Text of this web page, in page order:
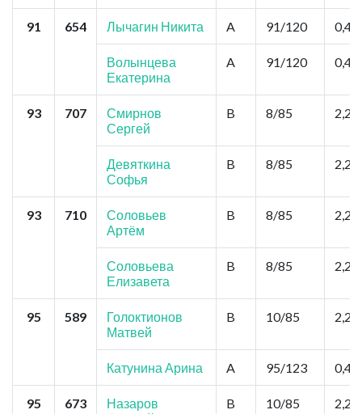
91 654 Лычагин Никита A 91/120 0,44
Волынцева
Екатерина
A 91/120 0,44
93 707
Смирнов
Сергей
B 8/85 2,2
Девяткина
Софья
B 8/85 2,2
93 710
Соловьев
Артём
B 8/85 2,2
Соловьева
Елизавета
B 8/85 2,2
95 589
Голоктионов
Матвей
B 10/85 2,2
Катунина Арина A 95/123 0,44
95 673
Назаров
B 10/85 2,2